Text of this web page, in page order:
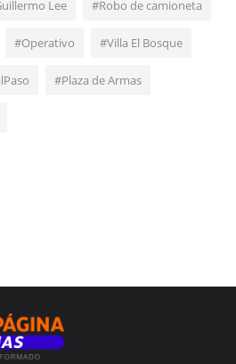
Lee #Robo de camioneta
#Operativo #Villa El Bosque
#Plaza de Armas